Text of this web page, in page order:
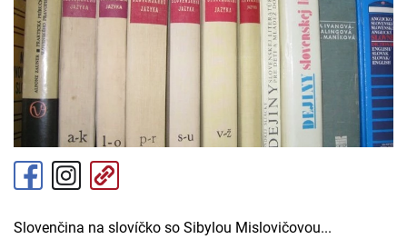
Slovenčina na slovíčko so Sibylou Mislovičovou...